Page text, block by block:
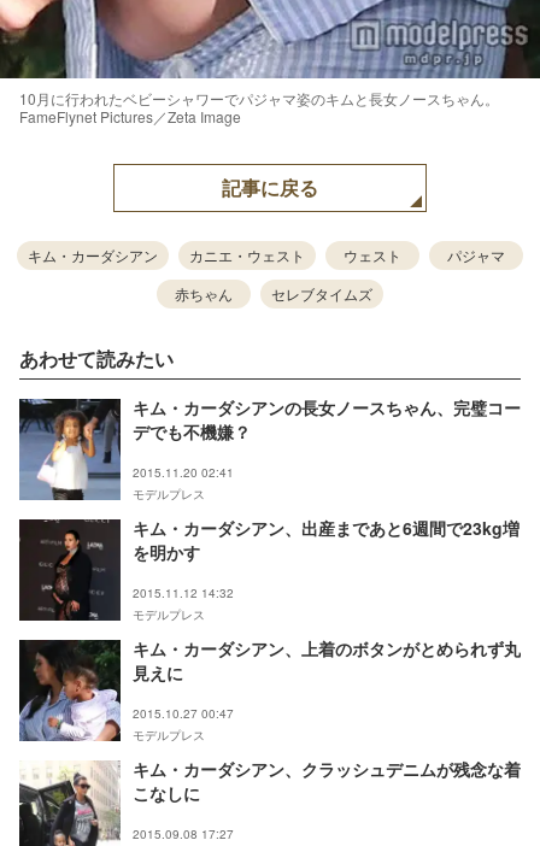
10月に行われたベビーシャワーでパジャマ姿のキムと長女ノースちゃん。
FameFlynet Pictures／Zeta Image
記事に戻る
キム・カーダシアン カニエ・ウェスト ウェスト
パジャマ
赤ちゃん
セレブタイムズ
あわせて読みたい
キム・カーダシアンの長女ノースちゃん、完璧コー
デでも不機嫌？
2015.11.20 02:41
モデルプレス
キム・カーダシアン、出産まであと6週間で23kg増
を明かす
2015.11.12 14:32
モデルプレス
キム・カーダシアン、上着のボタンがとめられず丸
見えに
2015.10.27 00:47
モデルプレス
キム・カーダシアン、クラッシュデニムが残念な着
こなしに
2015.09.08 17:27